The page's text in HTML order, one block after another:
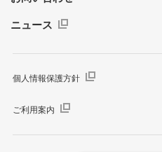
ニュース
個人情報保護方針
ご利用案内